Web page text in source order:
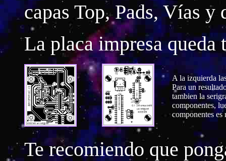
capas Top, Pads, Vías y
La placa impresa queda
A la izquierda
Para un
tambien la
componentes,
componentes es
Te recomiendo que